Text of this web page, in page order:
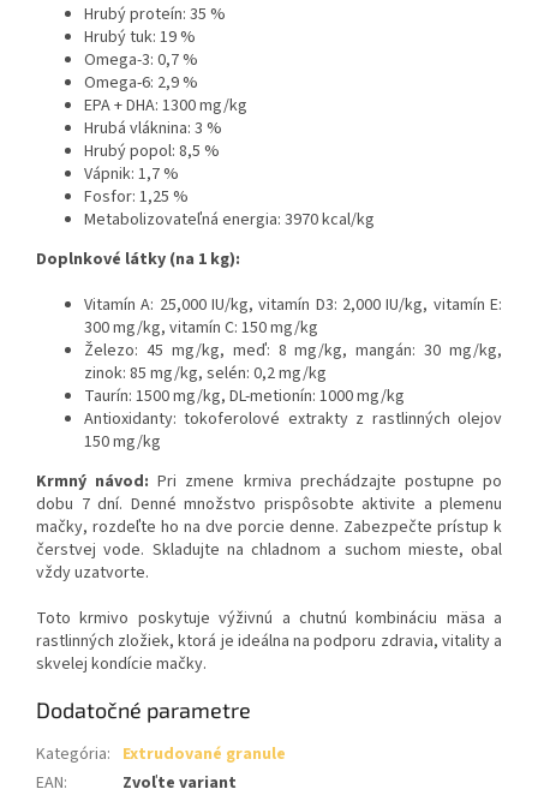
Hrubý proteín: 35 %
Hrubý tuk: 19 %
Omega-3: 0,7 %
Omega-6: 2,9 %
EPA + DHA: 1300 mg/kg
Hrubá vláknina: 3 %
Hrubý popol: 8,5 %
Vápnik: 1,7 %
Fosfor: 1,25 %
Metabolizovateľná energia: 3970 kcal/kg
Doplnkové látky (na 1 kg):
Vitamín A: 25,000 IU/kg, vitamín D3: 2,000 IU/kg, vitamín E:
300 mg/kg, vitamín C: 150 mg/kg
Železo: 45 mg/kg, meď: 8 mg/kg, mangán: 30 mg/kg,
zinok: 85 mg/kg, selén: 0,2 mg/kg
Taurín: 1500 mg/kg, DL-metionín: 1000 mg/kg
Antioxidanty: tokoferolové extrakty z rastlinných olejov
150 mg/kg
Krmný návod: Pri zmene krmiva prechádzajte postupne po
dobu 7 dní. Denné množstvo prispôsobte aktivite a plemenu
mačky, rozdeľte ho na dve porcie denne. Zabezpečte prístup k
čerstvej vode. Skladujte na chladnom a suchom mieste, obal
vždy uzatvorte.
Toto krmivo poskytuje výživnú a chutnú kombináciu mäsa a
rastlinných zložiek, ktorá je ideálna na podporu zdravia, vitality a
skvelej kondície mačky.
Dodatočné parametre
Kategória: Extrudované granule
EAN: Zvoľte variant